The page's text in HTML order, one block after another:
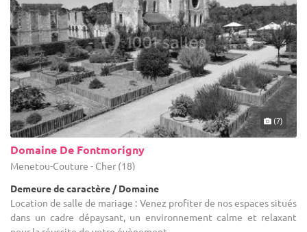
(7)
Domaine De Fontmorigny
Menetou-Couture - Cher (18)
Demeure de caractère / Domaine
Location de salle de mariage : Venez profiter de nos espaces situés
dans un cadre dépaysant, un environnement calme et relaxant